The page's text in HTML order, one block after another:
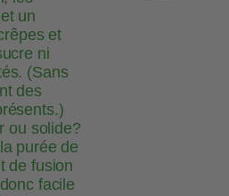
un
et
ni
(Sans
des
ou solide?
purée de
de fusion
facile